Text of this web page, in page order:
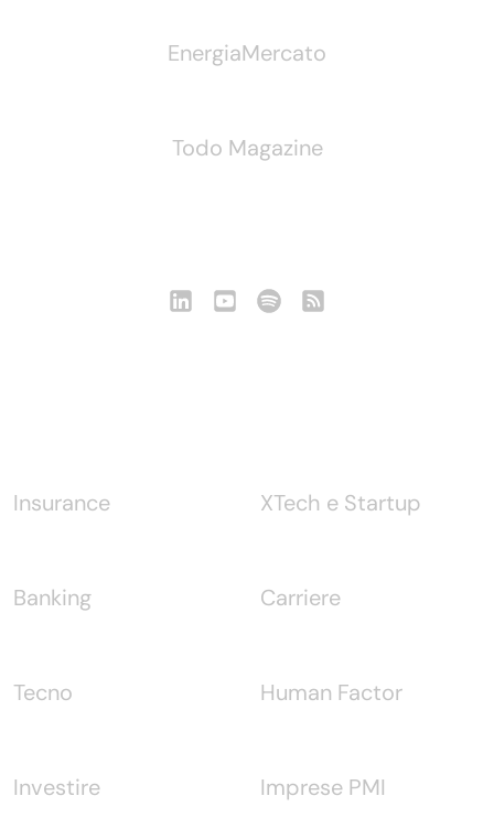
EnergiaMercato
Todo Magazine
Insurance
Banking
Tecno
Investire
XTech e Startup
Carriere
Human Factor
Imprese PMI